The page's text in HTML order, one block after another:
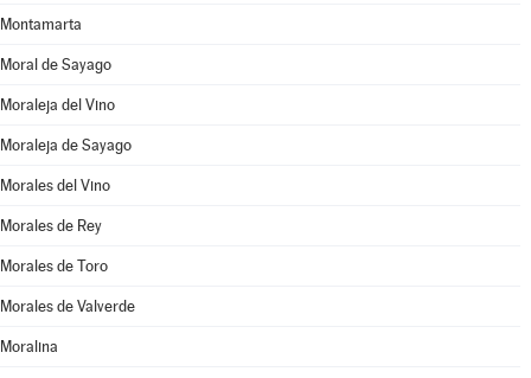
Montamarta
Moral de Sayago
Moraleja del Vino
Moraleja de Sayago
Morales del Vino
Morales de Rey
Morales de Toro
Morales de Valverde
Moralina